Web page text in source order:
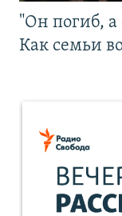
"Он погиб, а
Как семьи